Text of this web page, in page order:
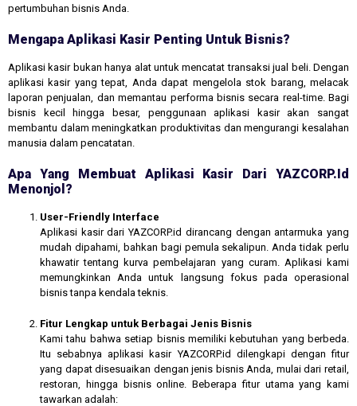
pertumbuhan bisnis Anda.
Mengapa Aplikasi Kasir Penting Untuk Bisnis?
Aplikasi kasir bukan hanya alat untuk mencatat transaksi jual beli. Dengan
aplikasi kasir yang tepat, Anda dapat mengelola stok barang, melacak
laporan penjualan, dan memantau performa bisnis secara real-time. Bagi
bisnis kecil hingga besar, penggunaan aplikasi kasir akan sangat
membantu dalam meningkatkan produktivitas dan mengurangi kesalahan
manusia dalam pencatatan.
Apa Yang Membuat Aplikasi Kasir Dari YAZCORP.id
Menonjol?
User-Friendly Interface
Aplikasi kasir dari YAZCORP.id dirancang dengan antarmuka yang
mudah dipahami, bahkan bagi pemula sekalipun. Anda tidak perlu
khawatir tentang kurva pembelajaran yang curam. Aplikasi kami
memungkinkan Anda untuk langsung fokus pada operasional
bisnis tanpa kendala teknis.
Fitur Lengkap untuk Berbagai Jenis Bisnis
Kami tahu bahwa setiap bisnis memiliki kebutuhan yang berbeda.
Itu sebabnya aplikasi kasir YAZCORP.id dilengkapi dengan fitur
yang dapat disesuaikan dengan jenis bisnis Anda, mulai dari retail,
restoran, hingga bisnis online. Beberapa fitur utama yang kami
tawarkan adalah: